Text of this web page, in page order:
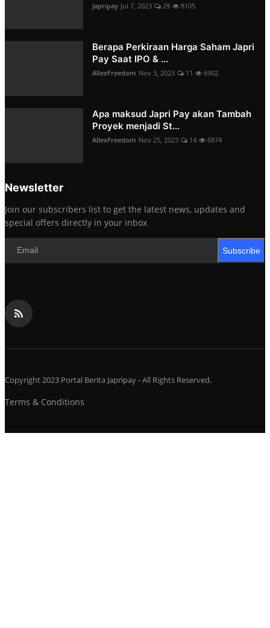
Japripay Jul 7, 2023 29 8105
Berapa Perkiraan Harga Saham Japri
Pay Saat IPO & ...
AllexFreedom Nov 3, 2023 11 6902
Apa maksud Japri Pay akan Tambah
Proyek menjadi St...
AllexFreedom Nov 25, 2023 14 6874
Newsletter
Join our subscribers list to get the latest news, updates and
special offers directly in your inbox
Subscribe
Copyright 2023 Portal Berita Japripay - All Rights Reserved.
Terms & Conditions